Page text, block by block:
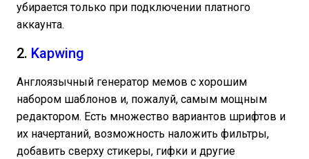
убирается только при подключении платного
аккаунта.
2. Kapwing
Англоязычный генератор мемов с хорошим
набором шаблонов и, пожалуй, самым мощным
редактором. Есть множество вариантов шрифтов и
их начертаний, возможность наложить фильтры,
добавить сверху стикеры, гифки и другие